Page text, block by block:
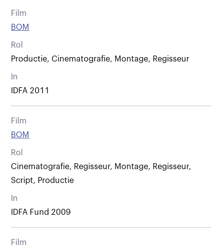
Film
BOM
Rol
Productie, Cinematografie, Montage, Regisseur
In
IDFA 2011
Film
BOM
Rol
Cinematografie, Regisseur, Montage, Regisseur,
Script, Productie
In
IDFA Fund 2009
Film